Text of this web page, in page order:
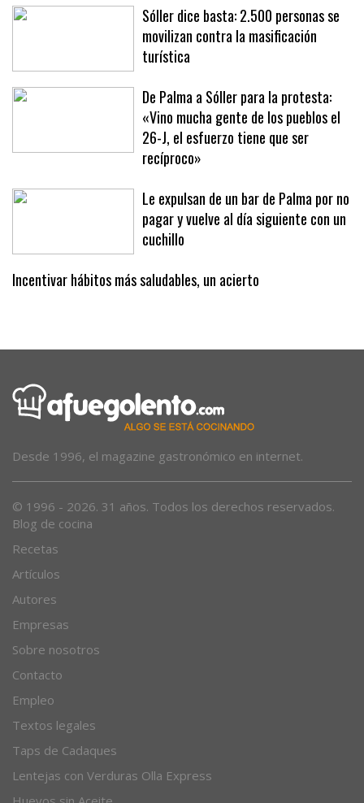
Sóller dice basta: 2.500 personas se
movilizan contra la masificación
turística
De Palma a Sóller para la protesta:
«Vino mucha gente de los pueblos el
26-J, el esfuerzo tiene que ser
recíproco»
Le expulsan de un bar de Palma por no
pagar y vuelve al día siguiente con un
cuchillo
Blog de cocina
Recetas
Artículos
Autores
Empresas
Sobre nosotros
Contacto
Empleo
Textos legales
Taps de Cadaques